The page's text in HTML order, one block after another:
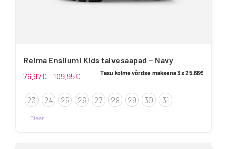
Reima Ensilumi Kids talvesaapad – Navy
76.97€ – 109.95€ Hinnavahemik:
kuni
Tasu kolme võrdse maksena 3 x25.66€
23 24 25 26 27 28 29 30 31
Clear